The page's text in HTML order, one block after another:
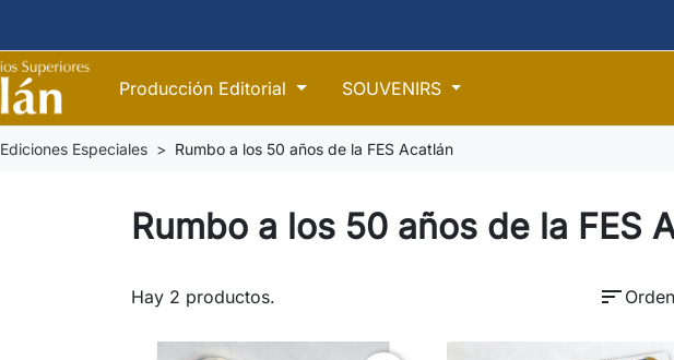
Producción Editorial SOUVENIRS
Ediciones Especiales Rumbo a los 50 años de la FES Acatlán
Rumbo a los 50 años de la FES
Hay 2 productos. sort